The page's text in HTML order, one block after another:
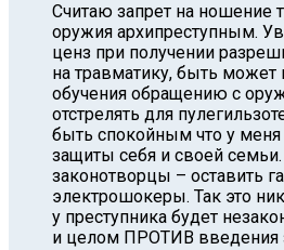
Считаю запрет на ношение
оружия архипреступным.
ценз при получении
на травматику, быть
обучения обращению с
отстрелять для
быть спокойным что у меня
защиты себя и своей
законотворцы – оставить
электрошокеры. Так это
у преступника будет
и целом ПРОТИВ введения